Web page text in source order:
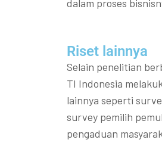
dalam proses
Riset lainnya​​
Selain penelitian
TI Indonesia
lainnya seperti
survey pemilih
pengaduan